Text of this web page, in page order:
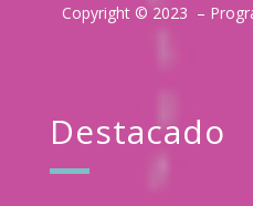
Copyright © 2023 –
Destacado